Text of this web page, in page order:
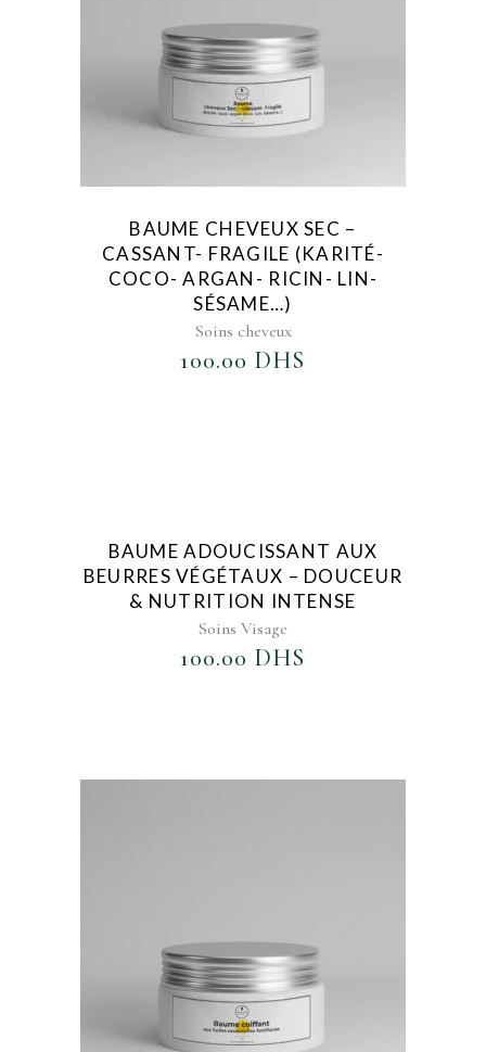
BAUME CHEVEUX SEC –
CASSANT- FRAGILE (KARITÉ-
COCO- ARGAN- RICIN- LIN-
SÉSAME…)
Soins cheveux
100.00 DHS
BAUME ADOUCISSANT AUX
BEURRES VÉGÉTAUX – DOUCEUR
& NUTRITION INTENSE
Soins Visage
100.00 DHS